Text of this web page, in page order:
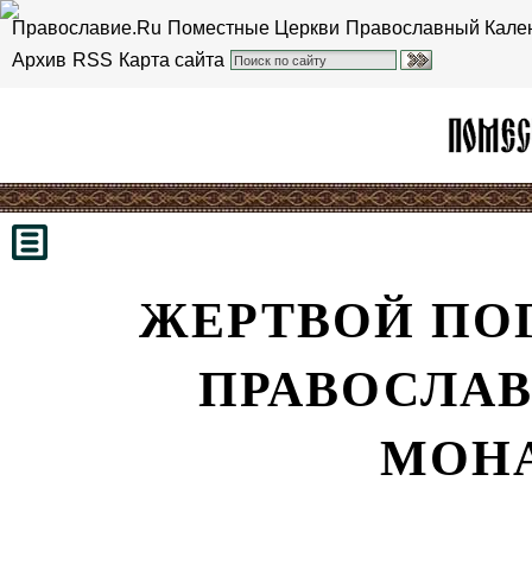
Православие.Ru Поместные Церкви Православный
Архив RSS Карта сайта
ЖЕРТВОЙ